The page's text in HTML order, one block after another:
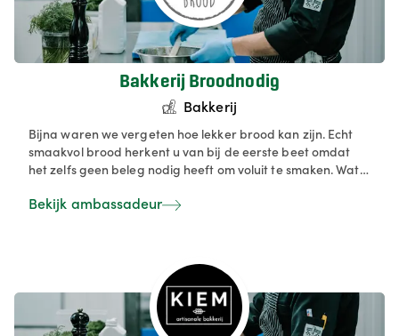
Bakkerij Broodnodig
Bakkerij
Bijna waren we vergeten hoe lekker brood kan zijn. Echt
smaakvol brood herkent u van bij de eerste beet omdat
het zelfs geen beleg nodig heeft om voluit te smaken. Wat
feest van. Bij de meeste, zelfs ‘ambachtelijke’ broden is
verdwenen waren, laat ze aangepast malen en geeft zijn
deeg in vijf rustmomenten de tijd om tot volle ontwikkeling
te komen. Het resultaat is een ongekende smaakrijkdom in
alle varianten en een perfecte verteerbaarheid. Pas wel
Bekijk ambassadeur